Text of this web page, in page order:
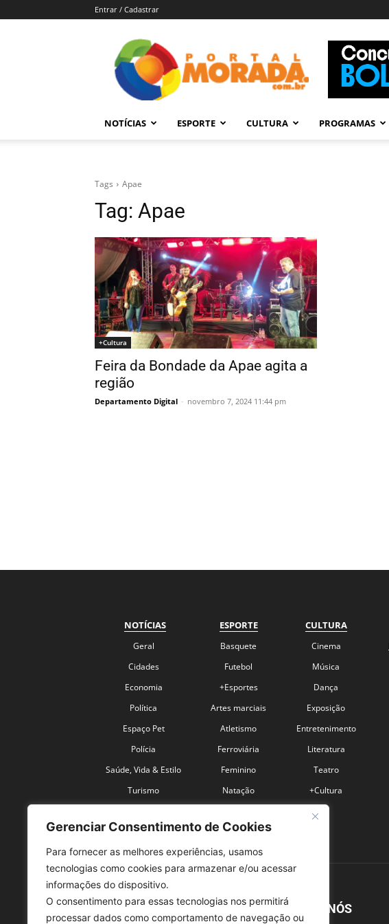
Gerenciar Consentimento de Cookies
Para fornecer as melhores experiências, usamos
tecnologias como cookies para armazenar e/ou acessar
informações do dispositivo.
O consentimento para essas tecnologias nos permitirá
processar dados como comportamento de navegação ou
Entrar / Cadastrar
Morada
–
Araraquara
NOTÍCIAS ESPORTE CULTURA PROGRAMAS
Tags Apae
Tag: Apae
+Cultura
Feira da Bondade da Apae agita a
região
Departamento Digital - novembro 7, 2024 11:44 pm
NOTÍCIAS
Geral
Cidades
Economia
Política
Espaço Pet
Polícia
Saúde, Vida & Estilo
Turismo
ESPORTE
Basquete
Futebol
+Esportes
Artes marciais
Atletismo
Ferroviária
Feminino
Natação
CULTURA
Cinema
Música
Dança
Exposição
Entretenimento
Literatura
Teatro
+Cultura
SOBRE NÓS